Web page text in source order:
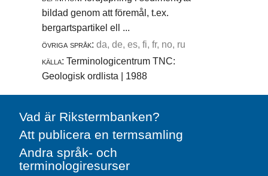
bildad genom att föremål, t.ex.
bergartspartikel ell ...
övriga språk: da, de, es, fi, fr, no, ru
källa: Terminologicentrum TNC:
Geologisk ordlista | 1988
Vad är Rikstermbanken?
Att publicera en termsamling
Andra språk- och
terminologiresurser